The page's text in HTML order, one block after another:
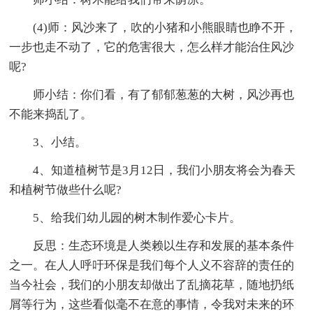
(4)师：风沙来了，吹的小猪和小熊眼睛也睁不开，
一步也走不动了，它的危害很大，怎么样才能治住风沙
呢?
师小结：你们看，有了郁郁葱葱的大树，风沙再也
不能来捣乱了。
3、小结。
4、知道植树节是3月12日，我们小朋友将会为春天
和植树节做些什么呢?
5、给我们幼儿园的树木制作爱心卡片。
反思：生态环境是人类赖以生存和发展的基本条件
之一。在人人呼吁环保是我们每个人义不容辞的责任的
当今社会，我们的小朋友却做出了乱摘花草，随地扔纸
屑等行为，这些看似毫不在意的事情，令我对未来的环